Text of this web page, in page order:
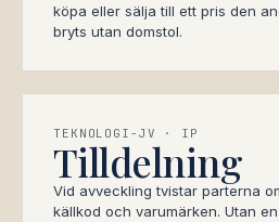
köpa eller sälja till ett pris den
bryts utan domstol.
TEKNOLOGI-JV · IP
Tilldelning
Vid avveckling tvistar parterna
källkod och varumärken. Utan